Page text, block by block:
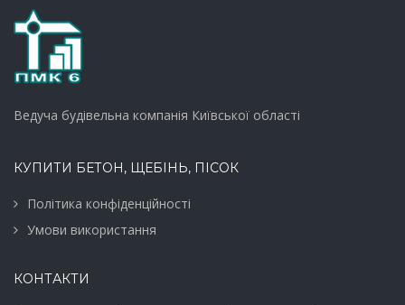
Ведуча будівельна компанія Київської області
КУПИТИ БЕТОН, ЩЕБІНЬ, ПІСОК
Політика конфіденційності
Умови використання
КОНТАКТИ